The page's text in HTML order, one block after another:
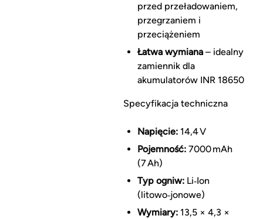
przed przeładowaniem,
przegrzaniem i
przeciążeniem
Łatwa wymiana– idealny
zamiennik dla
akumulatorów INR 18650
Specyfikacja techniczna
Napięcie:14,4 V
Pojemność:7000 mAh
(7 Ah)
Typ ogniw:Li‑Ion
(litowo‑jonowe)
Wymiary:13,5 × 4,3 ×